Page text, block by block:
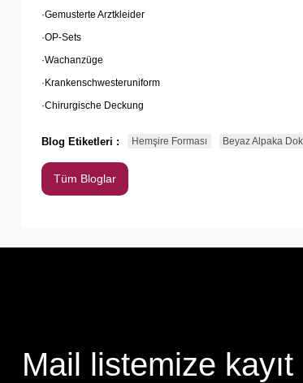
·Gemusterte Arztkleider
·OP-Sets
·Wachanzüge
·Krankenschwesteruniform
·Chirurgische Deckung
Blog Etiketleri : Hemşire Forması Beyaz Alpaka
Tüm Bloglar
Mail listemize kayıt